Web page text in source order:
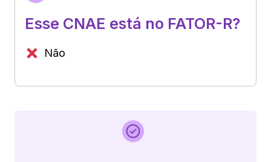
Esse CNAE está no FATOR-R?
Não